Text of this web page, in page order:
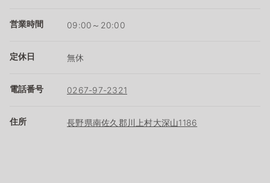
営業時間 09:00～20:00
定休日 無休
電話番号 0267-97-2321
住所 長野県南佐久郡川上村大深山1186